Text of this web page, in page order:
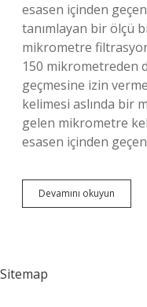
esasen içinden
tanımlayan bir ölçü
mikrometre
150 mikrometreden
geçmesine izin
kelimesi aslında bir
gelen mikrometre
esasen içinden
Devamını okuyun
Ne
Sitemap